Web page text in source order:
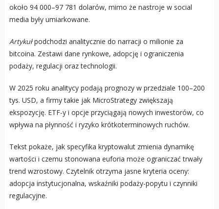
około 94 000–97 781 dolarów, mimo że nastroje w social
media były umiarkowane.
Artykułpodchodzi analitycznie do narracji o milionie za
bitcoina. Zestawi dane rynkowe, adopcję i ograniczenia
podaży, regulacji oraz technologii.
W 2025 roku analitycy podają prognozy w przedziale 100–200
tys. USD, a firmy takie jak MicroStrategy zwiększają
ekspozycję. ETF-y i opcje przyciągają nowych inwestorów, co
wpływa na płynność i ryzyko krótkoterminowych ruchów.
Tekst pokaże, jak specyfika kryptowalut zmienia dynamikę
wartości i czemu stonowana euforia może ograniczać trwały
trend wzrostowy. Czytelnik otrzyma jasne kryteria oceny:
adopcja instytucjonalna, wskaźniki podaży-popytu i czynniki
regulacyjne.